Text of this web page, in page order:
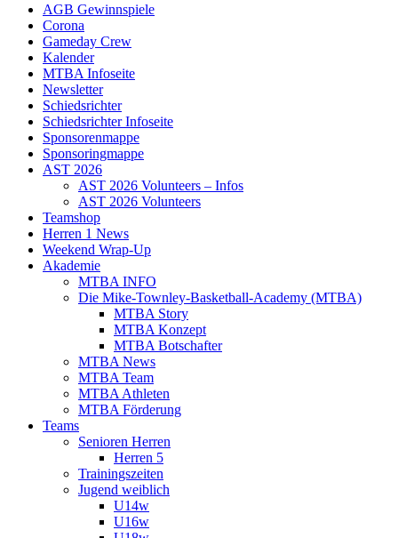
AGB Gewinnspiele
Corona
Gameday Crew
Kalender
MTBA Infoseite
Newsletter
Schiedsrichter
Schiedsrichter Infoseite
Sponsorenmappe
Sponsoringmappe
AST 2026
AST 2026 Volunteers – Infos
AST 2026 Volunteers
Teamshop
Herren 1 News
Weekend Wrap-Up
Akademie
MTBA INFO
Die Mike-Townley-Basketball-Academy (MTBA)
MTBA Story
MTBA Konzept
MTBA Botschafter
MTBA News
MTBA Team
MTBA Athleten
MTBA Förderung
Teams
Senioren Herren
Herren 5
Trainingszeiten
Jugend weiblich
U14w
U16w